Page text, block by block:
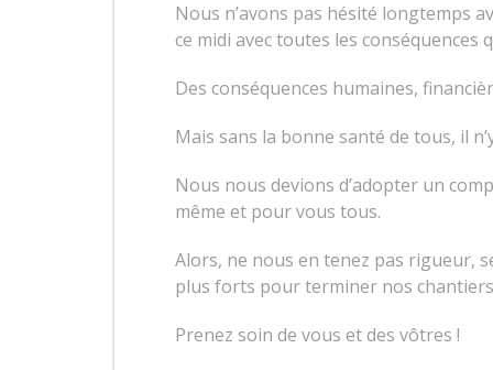
Nous n’avons pas hésité longtemps
ce midi avec toutes les conséquences
Des conséquences humaines,
Mais sans la bonne santé de tous, il
Nous nous devions d’adopter un
même et pour vous tous.
Alors, ne nous en tenez pas rigueur,
plus forts pour terminer nos
Prenez soin de vous et des vôtres !